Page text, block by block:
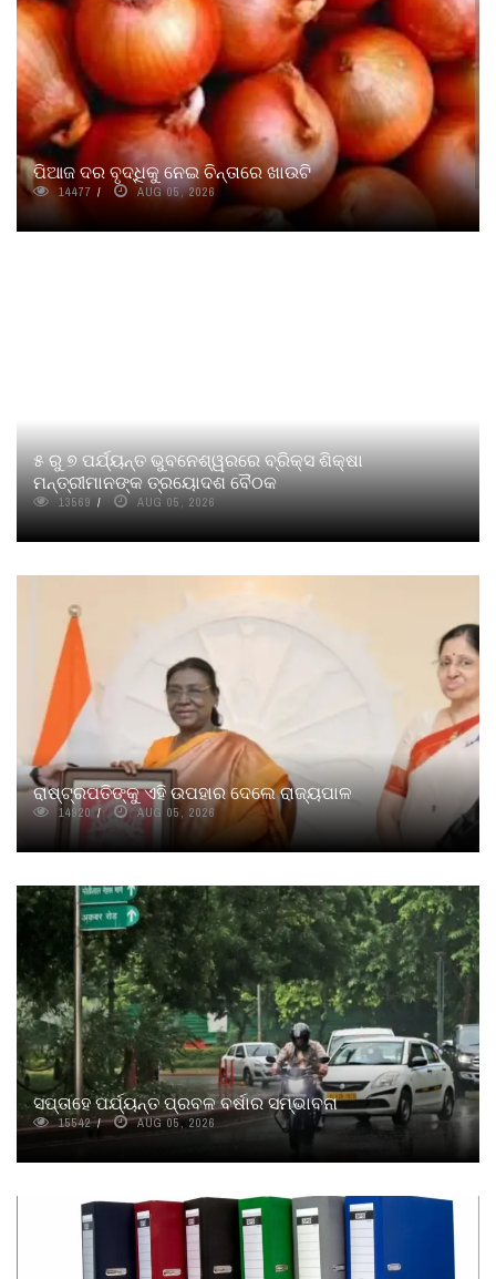
ପିଆଜ ଦର ବୃଦ୍ଧିକୁ ନେଇ ଚିନ୍ତାରେ ଖାଉଟି
14477 AUG 05, 2026
୫ ରୁ ୭ ପର୍ଯ୍ୟନ୍ତ ଭୁବନେଶ୍ୱରରେ ବ୍ରିକ୍ସ ଶିକ୍ଷା
ମନ୍ତ୍ରୀମାନଙ୍କ ତ୍ରୟୋଦଶ ବୈଠକ
13569 AUG 05, 2026
ରାଷ୍ଟ୍ରପତିଙ୍କୁ ଏହି ଉପହାର ଦେଲେ ରାଜ୍ୟପାଳ
14920 AUG 05, 2026
ସପ୍ତାହେ ପର୍ଯ୍ୟନ୍ତ ପ୍ରବଳ ବର୍ଷାର ସମ୍ଭାବନା
15542 AUG 05, 2026